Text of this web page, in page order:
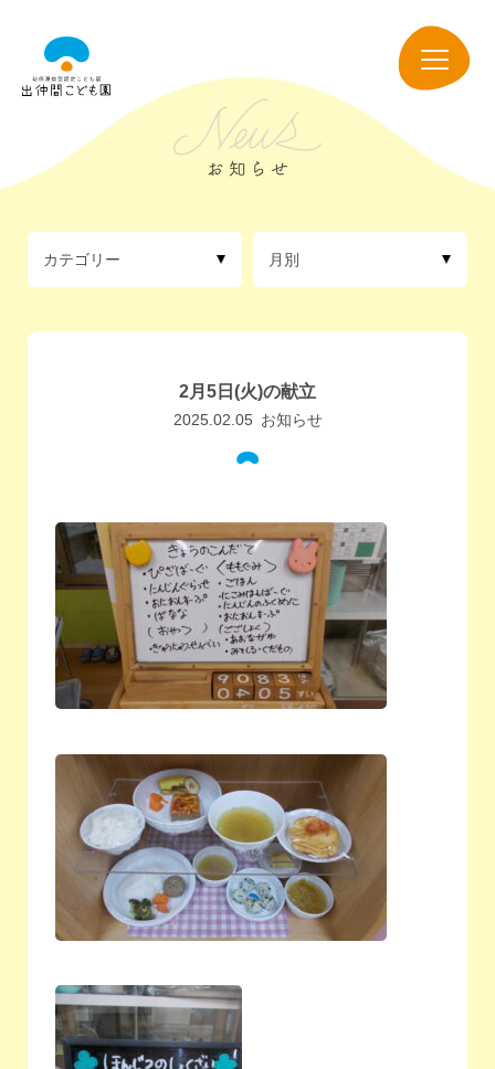
間
カテゴリー 月別
2月5日(火)の献立
2025.02.05 お知らせ